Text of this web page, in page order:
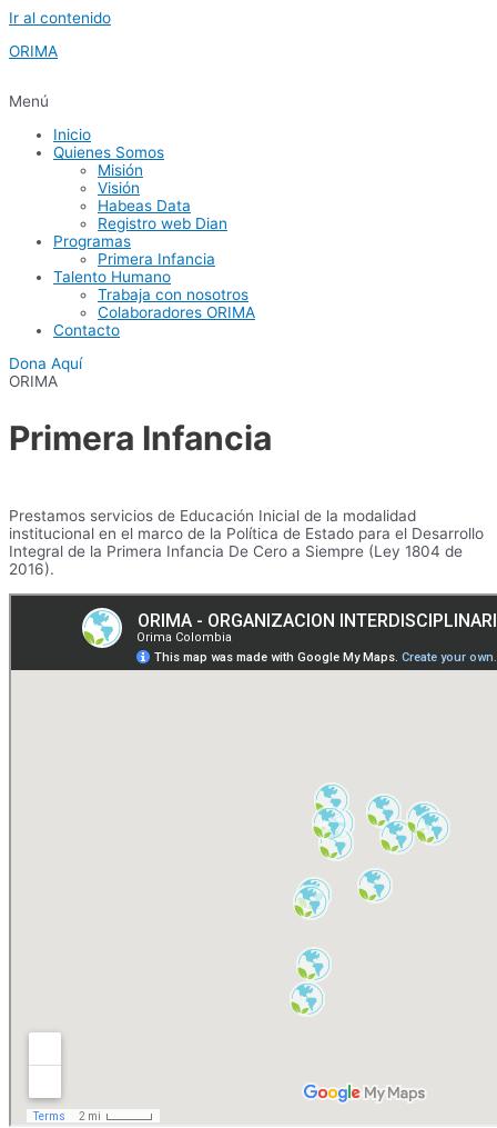
Ir al contenido
ORIMA
Menú
Inicio
Quienes Somos
Misión
Visión
Habeas Data
Registro web Dian
Programas
Primera Infancia
Talento Humano
Trabaja con nosotros
Colaboradores ORIMA
Contacto
Dona Aquí
ORIMA
Primera Infancia
Prestamos servicios de Educación Inicial de la modalidad
institucional en el marco de la Política de Estado para el Desarrollo
Integral de la Primera Infancia De Cero a Siempre (Ley 1804 de
2016).